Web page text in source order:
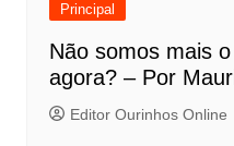
Principal
Não somos mais
agora? – Por
Editor Ourinhos Online